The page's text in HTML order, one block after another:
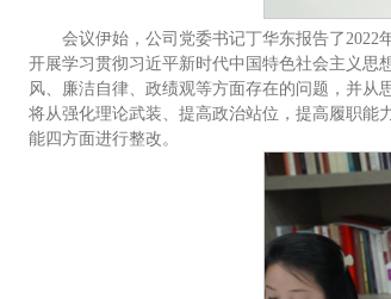
会议伊始，公司党委书记丁华东报告了
开展学习贯彻习近平新时代中国特色社会主义思
风、廉洁自律、政绩观等方面存在的问题，并
将从强化理论武装、提高政治站位，提高履职能
能四方面进行整改。